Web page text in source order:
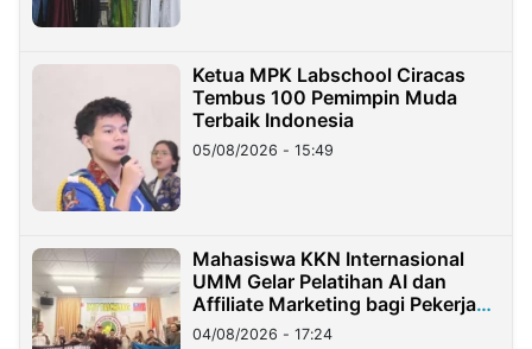
Ketua MPK Labschool Ciracas
Tembus 100 Pemimpin Muda
Terbaik Indonesia
05/08/2026 - 15:49
Mahasiswa KKN Internasional
UMM Gelar Pelatihan AI dan
Affiliate Marketing bagi Pekerja
Migran Indonesia di Taiwan
04/08/2026 - 17:24